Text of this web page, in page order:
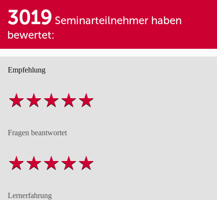
3019 Seminarteilnehmer haben
bewertet:
Empfehlung
Fragen beantwortet
Lernerfahrung